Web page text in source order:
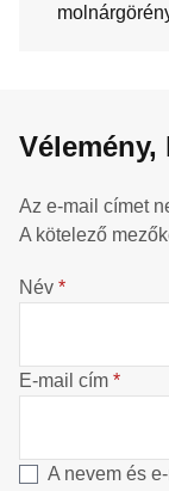
Vélemény,
Az e-mail címet
A kötelező
Név *
E-mail cím *
A nevem és